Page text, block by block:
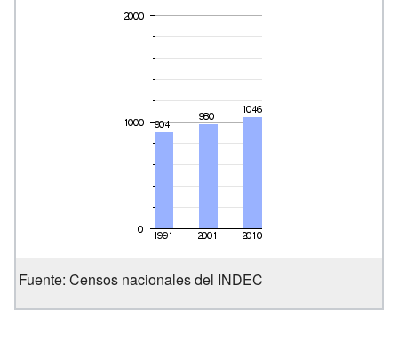
Fuente: Censos nacionales del INDEC